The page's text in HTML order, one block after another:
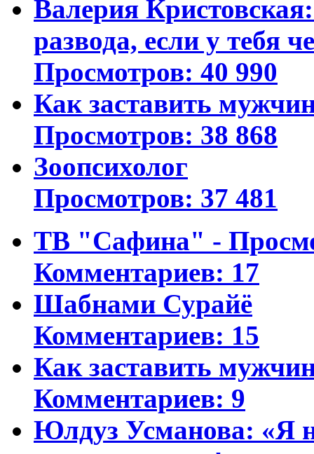
Валерия
развода, если у тебя
Просмотров: 40 990
Как заставить
Просмотров: 38 868
Зоопсихолог
Просмотров: 37 481
ТВ "Сафина" -
Комментариев: 17
Шабнами Сурайё
Комментариев: 15
Как заставить
Комментариев: 9
Юлдуз Усманова: «Я